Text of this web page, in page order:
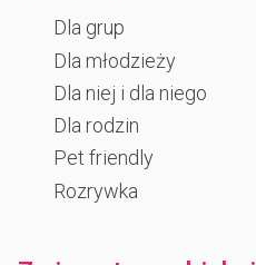
Dla grup
Dla młodzieży
Dla niej i dla niego
Dla rodzin
Pet friendly
Rozrywka